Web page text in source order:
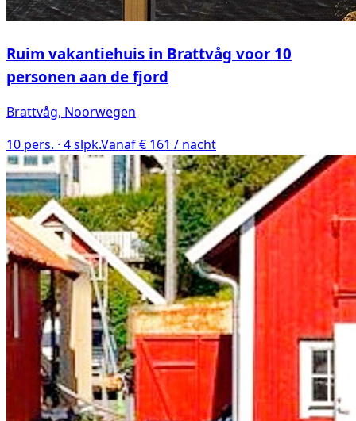
Ruim vakantiehuis in Brattvåg voor 10
personen aan de fjord
Brattvåg, Noorwegen
10 pers. · 4slpk.Vanaf € 161 / nacht